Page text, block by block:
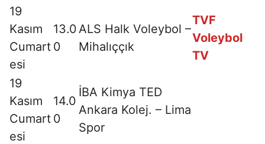
19
Kasım
Cumart
esi
13.0
0
ALS Halk Voleybol –
Mihalıççık
TVF
Voleybol
TV
19
Kasım
Cumart
esi
14.0
0
İBA Kimya TED
Ankara Kolej. – Lima
Spor